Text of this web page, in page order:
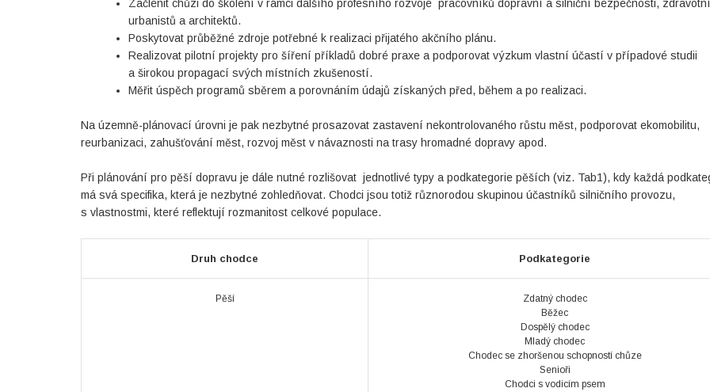
Začlenit chůzi do školení v rámci dalšího profesního rozvoje pracovníků dopravní a silniční bezpečnosti,
urbanistů a architektů.
Poskytovat průběžné zdroje potřebné k realizaci přijatého akčního plánu.
Realizovat pilotní projekty pro šíření příkladů dobré praxe a podporovat výzkum vlastní účastí v případové studii
a širokou propagací svých místních zkušeností.
Měřit úspěch programů sběrem a porovnáním údajů získaných před, během a po realizaci.
Na územně-plánovací úrovni je pak nezbytné prosazovat zastavení nekontrolovaného růstu měst, podporovat ekomobilitu,
reurbanizaci, zahušťování měst, rozvoj měst v návaznosti na trasy hromadné dopravy apod.
Při plánování pro pěší dopravu je dále nutné rozlišovat jednotlivé typy a podkategorie pěších (viz. Tab1), kdy každá
má svá specifika, která je nezbytné zohledňovat. Chodci jsou totiž různorodou skupinou účastníků silničního provozu,
s vlastnostmi, které reflektují rozmanitost celkové populace.
Druh chodce Podkategorie
Pěší
Zdatný chodec
Běžec
Dospělý chodec
Mladý chodec
Chodec se zhoršenou schopností chůze
Senioři
Chodci s vodicím psem